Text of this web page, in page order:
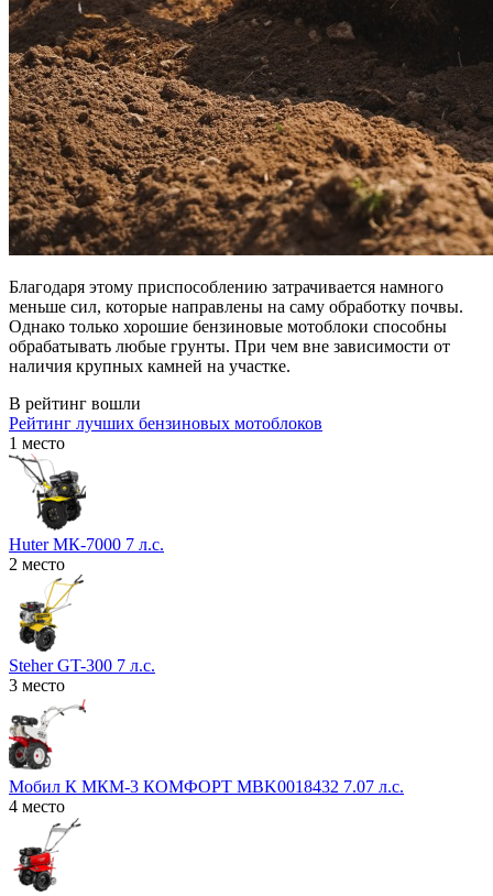
Благодаря этому приспособлению затрачивается намного
меньше сил, которые направлены на саму обработку почвы.
Однако только хорошие бензиновые мотоблоки способны
обрабатывать любые грунты. При чем вне зависимости от
наличия крупных камней на участке.
В рейтинг вошли
Рейтинг лучших бензиновых мотоблоков
1 место
Huter МК-7000 7 л.с.
2 место
Steher GT-300 7 л.с.
3 место
Мобил К МКМ-3 КОМФОРТ MBK0018432 7.07 л.с.
4 место